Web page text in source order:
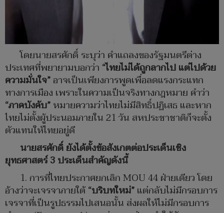
โดยนายสรศักดิ์ ระบุว่า คำแถลงของรัฐมนตรีต่าง
ประเทศที่พยายามบอกว่า “ไทยไม่ได้ถูกลากไป แต่ไปด้วย
ความมั่นใจ”อาจเป็นเพียงการพูดเพื่อลดแรงกระแทก
ทางการเมือง เพราะในความเป็นจริงทางกฎหมาย คำว่า
“ภาคบังคับ”หมายความว่าไทยไม่มีสิทธิ์ปฏิเสธ และหาก
ไทยไม่ตั้งผู้ประนอมภายใน 21 วัน สหประชาชาติก็จะตั้ง
ตัวแทนให้ไทยอยู่ดี
นายสรศักดิ์ ยังได้ตั้งข้อสังเกตต่อประเด็นเชิง
ยุทธศาสตร์ 3 ประเด็นสำคัญดังนี้
1. การที่ไทยประกาศยกเลิก MOU 44 ฝ่ายเดียว โดย
อ้างว่าจะเจรจาภายใต้“บริบทใหม่”แต่กลับไม่มีกรอบการ
เจรจาที่เป็นรูปธรรมไปเสนอนั้น ส่งผลให้ไม่มีกรอบการ